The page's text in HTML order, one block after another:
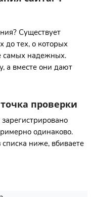
Существует
до тех, о которых
самых надежных.
а вместе они дают
проверки
одинаково.
ниже, вбиваете